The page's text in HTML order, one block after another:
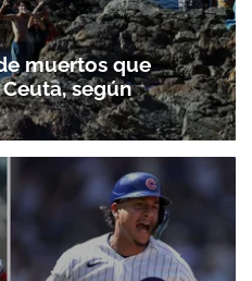
muertos que
según